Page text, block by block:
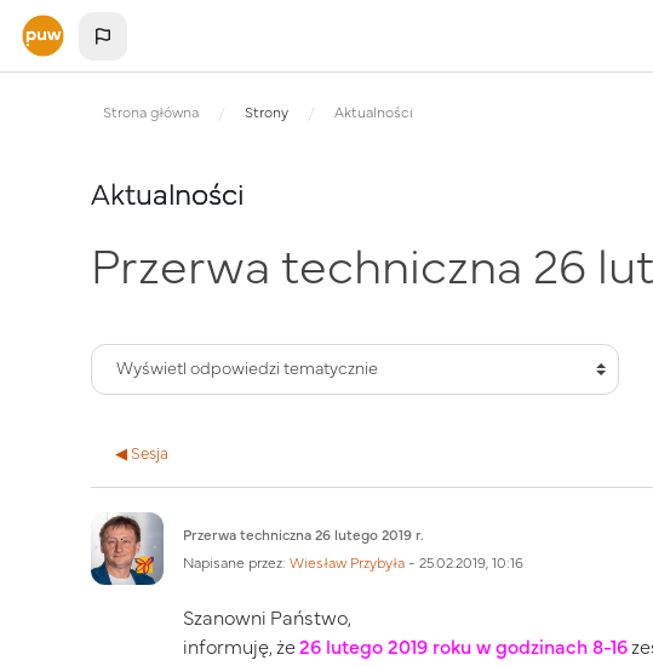
Przejdź do głównej zawartości
Strona główna Strony Aktualności
Aktualności
Przerwa techniczna 26
◀︎ Sesja
Przerwa techniczna 26 lutego 2019 r.
Napisane przez: Wiesław Przybyła - 25.02.2019, 10:16
Liczba odpowiedzi: 0
Szanowni Państwo,
informuję, że26 lutego 2019 roku w godzinach 8-16